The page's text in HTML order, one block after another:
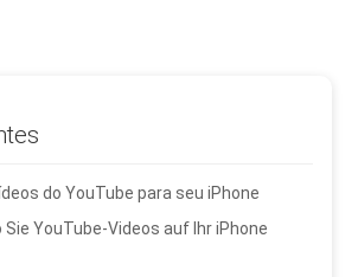
do YouTube para seu iPhone
YouTube-Videos auf Ihr iPhone